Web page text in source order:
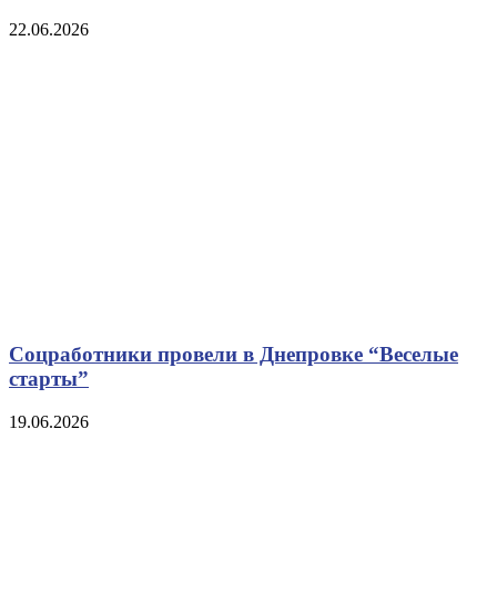
22.06.2026
Соцработники провели в Днепровке “Веселые
старты”
19.06.2026